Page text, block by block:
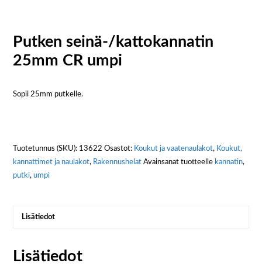
Putken seinä-/kattokannatin
25mm CR umpi
Sopii 25mm putkelle.
Tuotetunnus (SKU): 13622 Osastot: Koukut ja vaatenaulakot, Koukut,
kannattimet ja naulakot, Rakennushelat Avainsanat tuotteelle kannatin,
putki,umpi
Lisätiedot
Lisätiedot